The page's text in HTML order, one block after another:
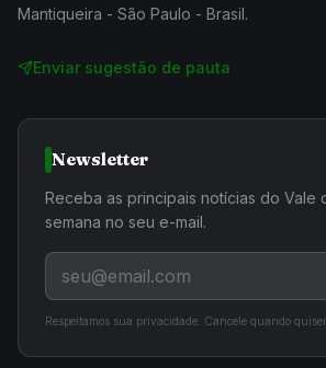
Mantiqueira - São Paulo - Brasil.
Enviar sugestão de pauta
Newsletter
Receba as principais notícias do Vale
semana no seu e-mail.
Respeitamos sua privacidade. Cancele quando quiser.